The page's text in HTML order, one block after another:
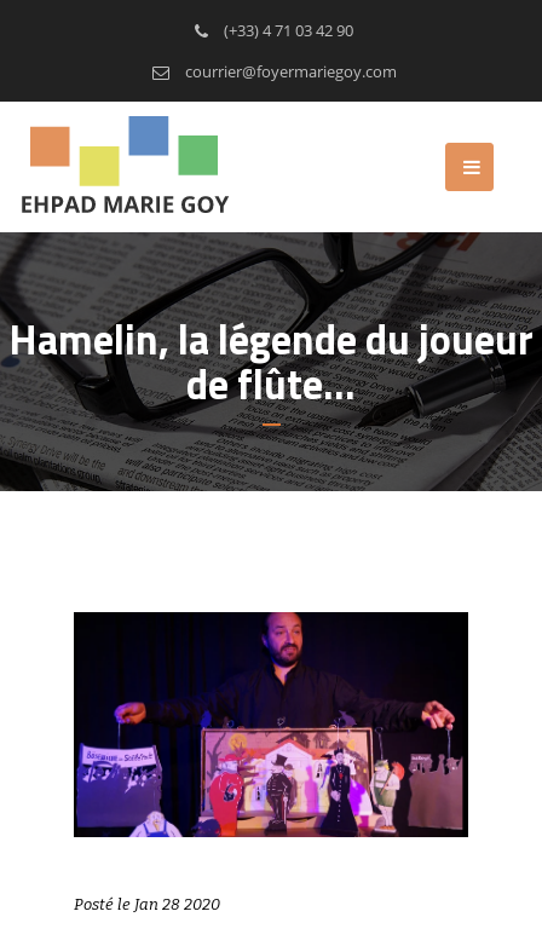
(+33) 4 71 03 42 90
courrier@foyermariegoy.com
Hamelin, la légende du joueur
de flûte…
Posté le Jan 28 2020